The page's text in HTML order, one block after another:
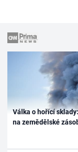
Válka o hořící
na zemědělské